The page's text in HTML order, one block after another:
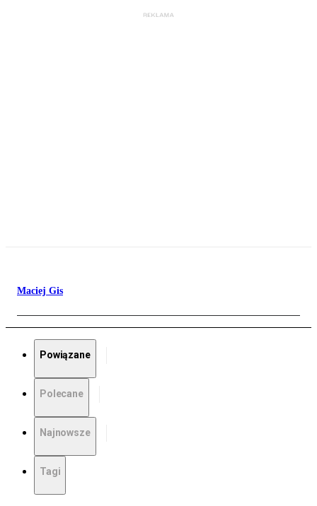
Maciej Gis
Powiązane
Polecane
Najnowsze
Tagi